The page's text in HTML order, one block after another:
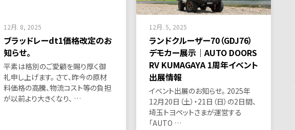
12月. 8, 2025
ブラッドレーdt1価格改定のお
知らせ。
平素は格別のご愛顧を賜り厚く御
礼申し上げます。 さて、昨今の原材
料価格の高騰、物流コスト等の負担
が以前より大きくなり、 …
12月. 5, 2025
ランドクルーザー70（GDJ76）
デモカー展示｜AUTO DOORS
RV KUMAGAYA 1周年イベント
出展情報
イベント出展のお知らせ。 2025年
12月20日（土）・21日（日）の2日間、
埼玉トヨペットさまが運営する
「AUTO …